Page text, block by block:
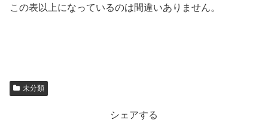
この表以上になっているのは間違いありません。
未分類
シェアする